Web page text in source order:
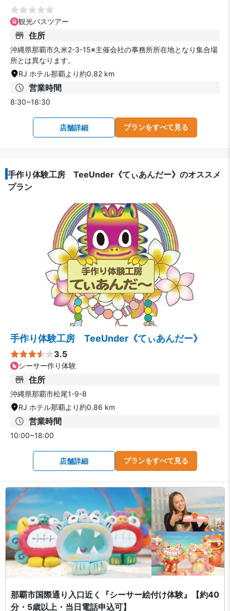
観光バスツアー
住所
沖縄県那覇市久米2-3-15※主催会社の事務所所在地となり集合場
所とは異なります。
RJ ホテル那覇より約0.82 km
営業時間
8:30~18:30
店舗詳細 プランをすべて見る
手作り体験工房 TeeUnder《てぃあんだー》のオススメ
プラン
手作り体験工房 TeeUnder《てぃあんだー》
3.5
シーサー作り体験
住所
沖縄県那覇市松尾1-9-8
RJ ホテル那覇より約0.86 km
営業時間
10:00~18:00
店舗詳細 プランをすべて見る
那覇市国際通り入口近く『シーサー絵付け体験』【約40
分・5歳以上・当日電話申込可】